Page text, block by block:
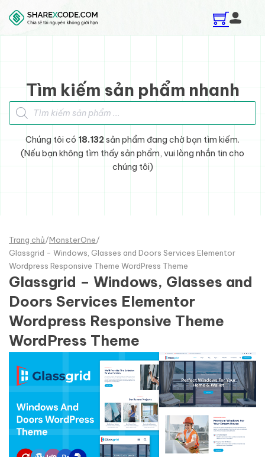
Skip to main content
Skip to footer
Tìm kiếm sản phẩm nhanh
Tìm kiếm sản phẩm
Chúng tôi có 18.132sản phẩm đang chờ bạn tìm kiếm.
(Nếu bạn không tìm thấy sản phẩm, vui lòng nhắn tin cho
chúng tôi)
Trang chủ/MonsterOne/
Glassgrid - Windows, Glasses and Doors Services Elementor
Wordpress Responsive Theme WordPress Theme
Glassgrid – Windows, Glasses and
Doors Services Elementor
Wordpress Responsive Theme
WordPress Theme